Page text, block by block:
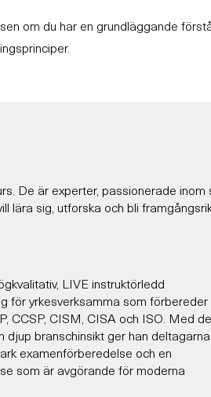
om du har en grundläggande
De är experter, passionerade inom
lära sig, utforska och bli
LIVE instruktörledd
för yrkesverksamma som
CCSP, CISM, CISA och ISO. Med
djup branschinsikt ger han deltagarna
examenförberedelse och en
som är avgörande för moderna